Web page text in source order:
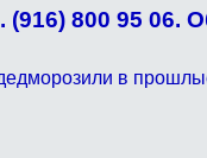
800 95 06.
в